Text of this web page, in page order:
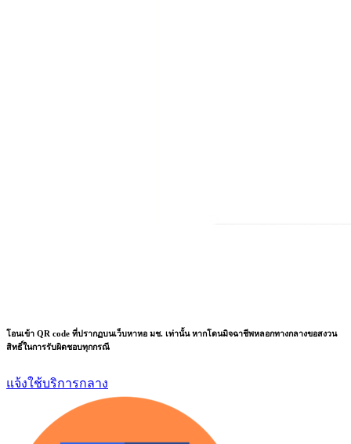
โอนเข้า QR code ที่ปรากฏบนเว็บหาหอ มช. เท่านั้น หากโดนมิจฉาชีพหลอกทางกลางขอสงวน
สิทธิ์ในการรับผิดชอบทุกกรณี
แจ้งใช้บริการกลาง